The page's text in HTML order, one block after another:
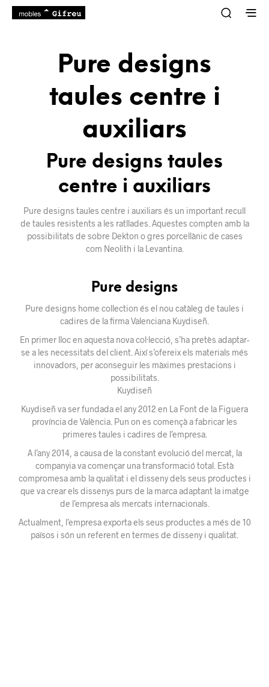
Pure designs
taules centre i
auxiliars
Pure designs taules
centre i auxiliars
Pure designs taules centre i auxiliars és un important recull
de taules resistents a les ratllades. Aquestes compten amb la
possibilitats de sobre Dekton o gres porcellànic de cases
com Neolith i la Levantina.
Pure designs
Pure designs home collection és el nou catàleg de taules i
cadires de la firma Valenciana Kuydiseñ.
En primer lloc en aquesta nova col·lecció, s’ha pretès adaptar-
se a les necessitats del client. Així s’ofereix els materials més
innovadors, per aconseguir les màximes prestacions i
possibilitats.
Kuydiseñ
Kuydiseñ va ser fundada el any 2012 en La Font de la Figuera
província de València. Pun on es començà a fabricar les
primeres taules i cadires de l’empresa.
A l’any 2014, a causa de la constant evolució del mercat, la
companyia va començar una transformació total. Està
compromesa amb la qualitat i el disseny dels seus productes i
que va crear els dissenys purs de la marca adaptant la imatge
de l’empresa als mercats internacionals.
Actualment, l’empresa exporta els seus productes a més de 10
països i són un referent en termes de disseny i qualitat.